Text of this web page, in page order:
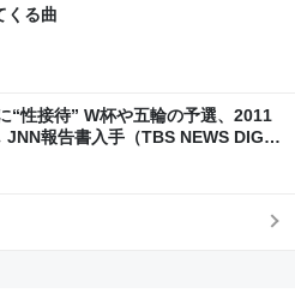
くる曲
“性接待” W杯や五輪の予選、2011
報告書入手（TBS NEWS DIG
ース